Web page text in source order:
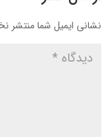
نشانی ایمیل شما منتشر